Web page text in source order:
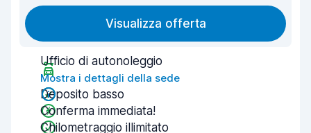
Visualizza offerta
Ufficio di autonoleggio
Mostra i dettagli della sede
Deposito basso
Conferma immediata!
Chilometraggio illimitato